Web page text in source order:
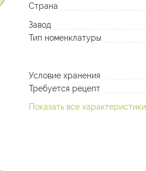
Страна
Завод
Тип номенклатуры
Условие хранения
Требуется рецепт
Показать все характеристики